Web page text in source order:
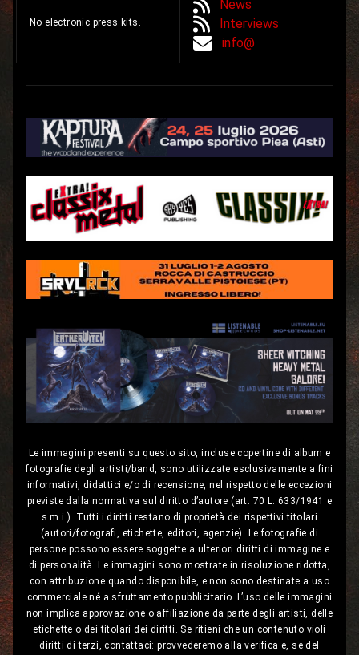
No electronic press kits.
News
Interviews
info@
Le immagini presenti su questo sito, incluse copertine di album e
fotografie degli artisti/band, sono utilizzate esclusivamente a fini
informativi, didattici e/o di recensione, nel rispetto delle eccezioni
previste dalla normativa sul diritto d’autore (art. 70 L. 633/1941 e
s.m.i.). Tutti i diritti restano di proprietà dei rispettivi titolari
(autori/fotografi, etichette, editori, agenzie). Le fotografie di
persone possono essere soggette a ulteriori diritti di immagine e
di personalità. Le immagini sono mostrate in risoluzione ridotta,
con attribuzione quando disponibile, e non sono destinate a uso
commerciale né a sfruttamento pubblicitario. L’uso delle immagini
non implica approvazione o affiliazione da parte degli artisti, delle
etichette o dei titolari dei diritti. Se ritieni che un contenuto violi
diritti di terzi, contattaci: provvederemo alla verifica e, se del